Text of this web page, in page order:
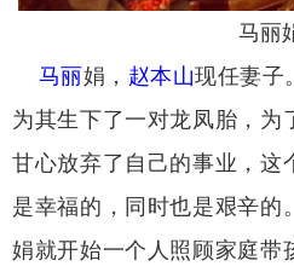
马丽
马丽娟， 赵本山现任妻子
为其生下了一对龙凤胎，为
甘心放弃了自己的事业，这
是幸福的，同时也是艰辛的
娟就开始一个人照顾家庭带